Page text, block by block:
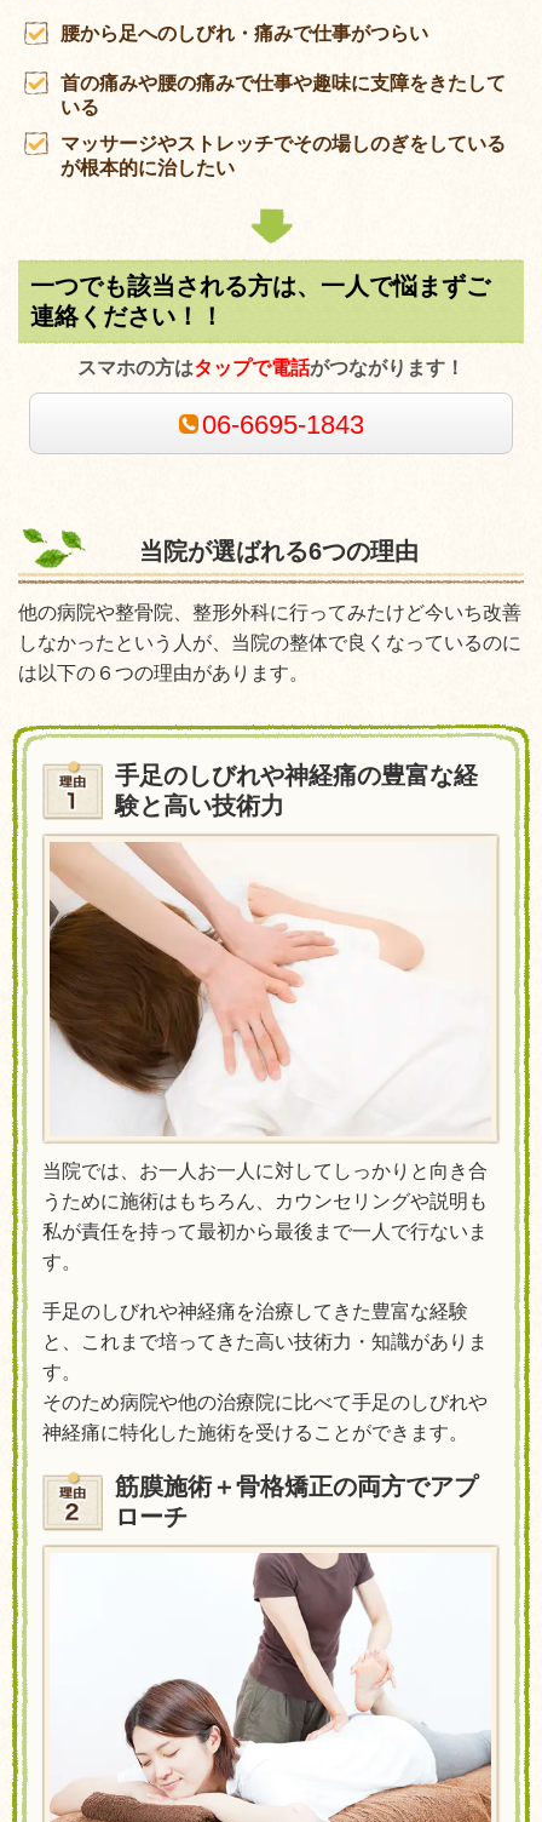
腰から足へのしびれ・痛みで仕事がつらい
首の痛みや腰の痛みで仕事や趣味に支障をきたして
いる
マッサージやストレッチでその場しのぎをしている
が根本的に治したい
一つでも該当される方は、一人で悩まずご
連絡ください！！
スマホの方はタップで電話がつながります！
06-6695-1843
当院が選ばれる6つの理由
他の病院や整骨院、整形外科に行ってみたけど今いち改善
しなかったという人が、当院の整体で良くなっているのに
は以下の６つの理由があります。
手足のしびれや神経痛の豊富な経
験と高い技術力
当院では、お一人お一人に対してしっかりと向き合
うために施術はもちろん、カウンセリングや説明も
私が責任を持って最初から最後まで一人で行ないま
す。
手足のしびれや神経痛を治療してきた豊富な経験
と、これまで培ってきた高い技術力・知識がありま
す。
そのため病院や他の治療院に比べて手足のしびれや
神経痛に特化した施術を受けることができます。
筋膜施術＋骨格矯正の両方でアプ
ローチ